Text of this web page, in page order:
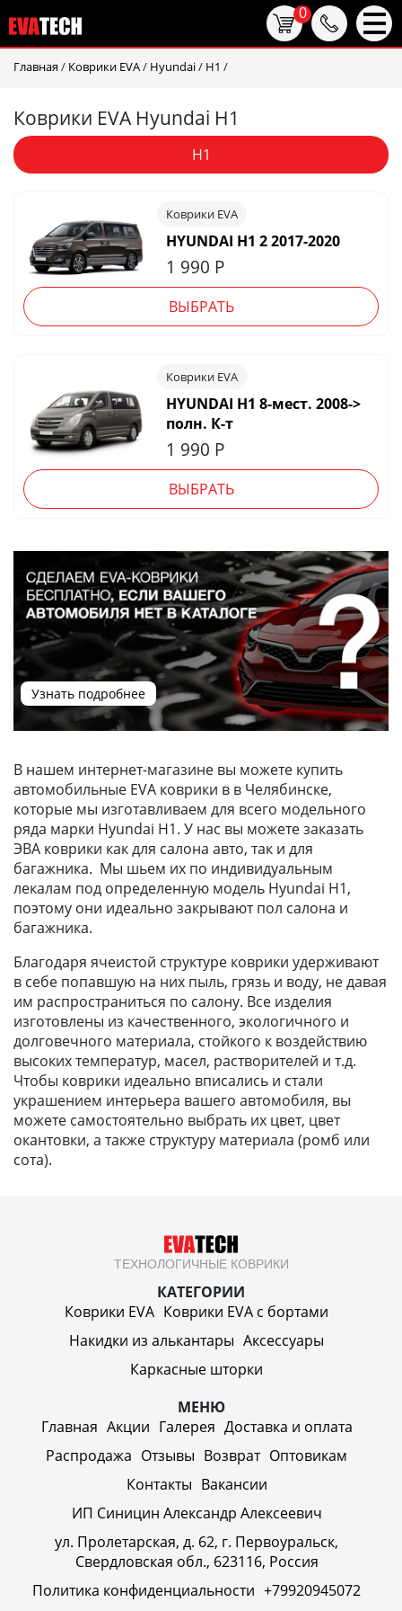
Главная / Коврики EVA/ Hyundai/ H1 /
Коврики EVA Hyundai H1
H1
Коврики EVA
HYUNDAI H1 2 2017-2020
1 990 Р
ВЫБРАТЬ
Коврики EVA
HYUNDAI H1 8-мест. 2008->
полн. К-т
1 990 Р
ВЫБРАТЬ
Узнать подробнее
В нашем интернет-магазине вы можете купить
автомобильные EVA коврики в в Челябинске,
которые мы изготавливаем для всего модельного
ряда марки Hyundai H1. У нас вы можете заказать
ЭВА коврики как для салона авто, так и для
багажника. Мы шьем их по индивидуальным
лекалам под определенную модель Hyundai H1,
поэтому они идеально закрывают пол салона и
багажника.
Благодаря ячеистой структуре коврики удерживают
в себе попавшую на них пыль, грязь и воду, не давая
им распространиться по салону. Все изделия
изготовлены из качественного, экологичного и
долговечного материала, стойкого к воздействию
высоких температур, масел, растворителей и т.д.
Чтобы коврики идеально вписались и стали
украшением интерьера вашего автомобиля, вы
можете самостоятельно выбрать их цвет, цвет
окантовки, а также структуру материала (ромб или
сота).
ТЕХНОЛОГИЧНЫЕ КОВРИКИ
КАТЕГОРИИ
Коврики EVA Коврики EVA c бортами
Накидки из алькантары Аксессуары
Каркасные шторки
МЕНЮ
Главная Акции Галерея Доставка и оплата
Распродажа Отзывы Возврат Оптовикам
Контакты Вакансии
ИП Синицин Александр Алексеевич
ул. Пролетарская, д. 62, г. Первоуральск,
Свердловская обл., 623116, Россия
Политика конфиденциальности +79920945072
0